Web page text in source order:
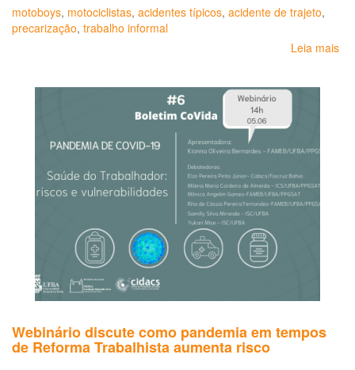
motoboys, motociclistas, acidentes típicos, acidente de trajeto,
precarização, trabalho informal
Leia mais
Webinário discute como pandemia em tempos
de Reforma Trabalhista aumenta risco